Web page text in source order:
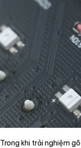
Trong khi trải nghiệm